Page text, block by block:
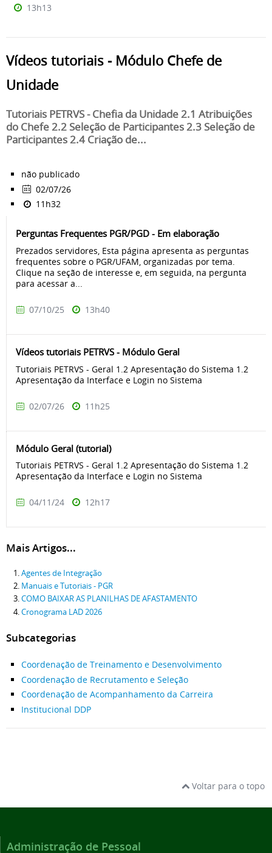
13h13
Vídeos tutoriais - Módulo Chefe de
Unidade
Tutoriais PETRVS - Chefia da Unidade 2.1 Atribuições
do Chefe 2.2 Seleção de Participantes 2.3 Seleção de
Participantes 2.4 Criação de...
não publicado
02/07/26
11h32
Perguntas Frequentes PGR/PGD - Em elaboração
Prezados servidores, Esta página apresenta as perguntas
frequentes sobre o PGR/UFAM, organizadas por tema.
Clique na seção de interesse e, em seguida, na pergunta
para acessar a...
07/10/25 13h40
Vídeos tutoriais PETRVS - Módulo Geral
Tutoriais PETRVS - Geral 1.2 Apresentação do Sistema 1.2
Apresentação da Interface e Login no Sistema
02/07/26 11h25
Módulo Geral (tutorial)
Tutoriais PETRVS - Geral 1.2 Apresentação do Sistema 1.2
Apresentação da Interface e Login no Sistema
04/11/24 12h17
Mais Artigos...
Agentes de Integração
Manuais e Tutoriais - PGR
COMO BAIXAR AS PLANILHAS DE AFASTAMENTO
Cronograma LAD 2026
Subcategorias
Coordenação de Treinamento e Desenvolvimento
Coordenação de Recrutamento e Seleção
Coordenação de Acompanhamento da Carreira
Institucional DDP
Voltar para o topo
Administração de Pessoal